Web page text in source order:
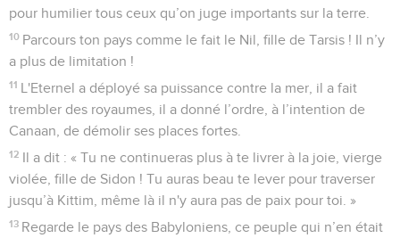
pour humilier tous ceux qu’on juge importants sur la terre.
10 Parcours ton pays comme le fait le Nil, fille de Tarsis ! Il n’y
a plus de limitation !
11 L'Eternel a déployé sa puissance contre la mer, il a fait
trembler des royaumes, il a donné l’ordre, à l’intention de
Canaan, de démolir ses places fortes.
12 Il a dit : « Tu ne continueras plus à te livrer à la joie, vierge
violée, fille de Sidon ! Tu auras beau te lever pour traverser
jusqu’à Kittim, même là il n'y aura pas de paix pour toi. »
13 Regarde le pays des Babyloniens, ce peuple qui n’en était